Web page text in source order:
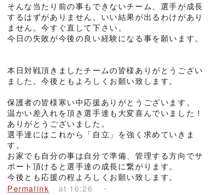
そんな当たり前の事もできないチーム、選手が成長
するはずがありません。いい結果が出るわけがあり
ません。今すぐ直して下さい。
今日の失敗が今後の良い経験になる事を願います。
本日対戦頂きましたチームの皆様ありがとうござい
ました。今後ともよろしくお願い致します。
保護者の皆様寒い中応援ありがとうございます。
温かい差入れを頂き選手達も大変喜んでいました！
ありがとうございました。
選手達にはこれから「自立」を強く求めていきま
す。
お家でも自分の事は自分で準備、管理する方向でサ
ポート頂けると選手達の成長に繋がります。
今後とも応援の程よろしくお願い致します。
Permalink
at 16:26